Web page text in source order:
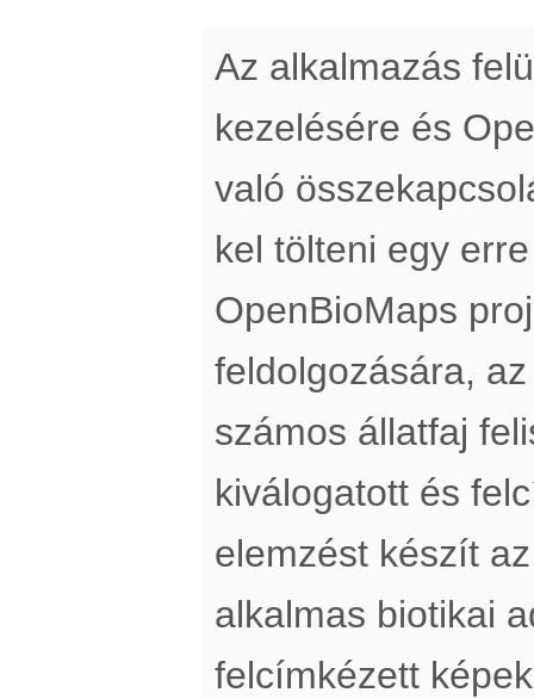
Az alkalmazás
kezelésére és
való
kel tölteni egy
OpenBioMaps
feldolgozására,
számos állatfaj
kiválogatott és
elemzést készít
alkalmas biotikai
felcímkézett